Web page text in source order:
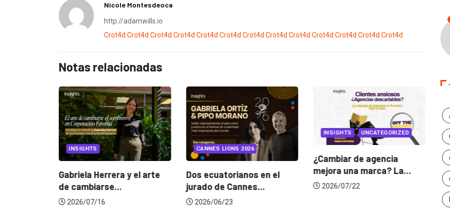
Nicole Montesdeoca
http://adamwills.io
Crot4d Crot4d Crot4d Crot4d Crot4d Crot4d Crot4d Crot4d Crot4d Crot4d Crot4d Crot4d Crot4d
Notas relacionadas
INSIGHTS
Gabriela Herrera y el arte
de cambiarse...
2026/07/16
CANNES LIONS 2026
Dos ecuatorianos en el
jurado de Cannes...
2026/06/23
INSIGHTS UNCATEGORIZED
¿Cambiar de agencia
mejora una marca? La...
2026/07/22